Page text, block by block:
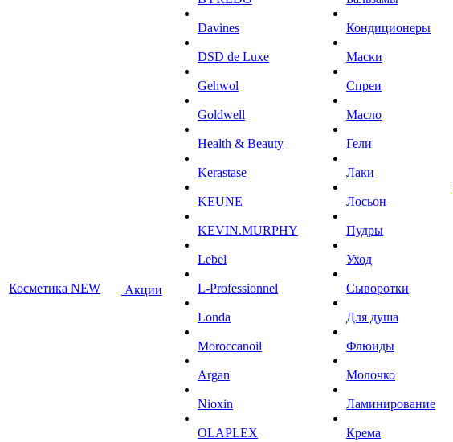
Косметика NEW Акции
Davines
DSD de Luxe
Gehwol
Goldwell
Health & Beauty
Kerastase
KEUNE
KEVIN.MURPHY
Lebel
L-Professionnel
Londa
Moroccanoil
Argan
Niохin
OLAPLEX
Кондиционеры
Маски
Спреи
Масло
Гели
Лаки
Лосьон
Пудры
Уход
Сыворотки
Для душа
Флюиды
Молочко
Ламинирование
Крема